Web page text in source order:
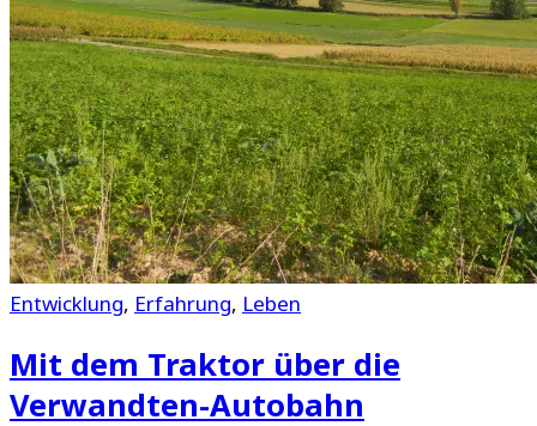
Entwicklung, Erfahrung, Leben
Mit dem Traktor über die
Verwandten-Autobahn